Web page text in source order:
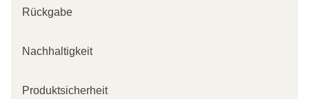
Rückgabe
Nachhaltigkeit
Produktsicherheit